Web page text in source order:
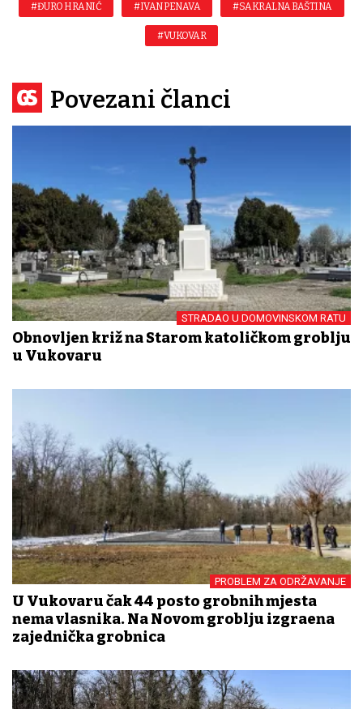
#ĐURO HRANIĆ #IVAN PENAVA #SAKRALNA BAŠTINA
#VUKOVAR
Povezani članci
STRADAO U DOMOVINSKOM RATU
Obnovljen križ na Starom katoličkom groblju
u Vukovaru
PROBLEM ZA ODRŽAVANJE
U Vukovaru čak 44 posto grobnih mjesta
nema vlasnika. Na Novom groblju izgrađena
zajednička grobnica